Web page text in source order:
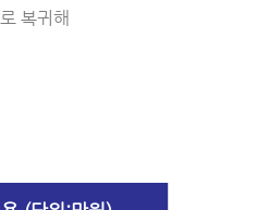
복귀해